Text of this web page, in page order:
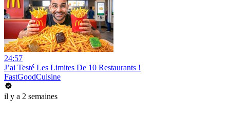
24:57
J’ai Testé Les Limites De 10 Restaurants !
FastGoodCuisine
il y a 2 semaines